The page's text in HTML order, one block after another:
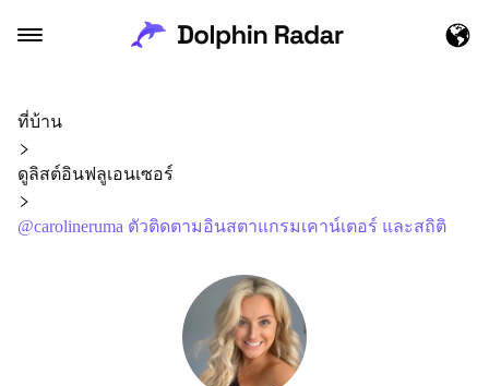
ที่บ้าน
ดูลิสต์อินฟลูเอนเซอร์
@carolineruma ตัวติดตามอินสตาแกรมเคาน์เตอร์ และสถิติ